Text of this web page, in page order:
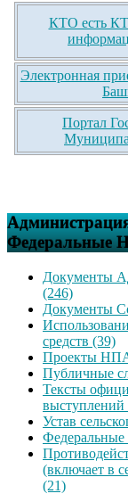
КТО есть
Электронная
Портал
Документы
(246)
Документы
средств (39)
Проекты
Публичные
Тексты
выступлений
Устав
(включает в
(21)